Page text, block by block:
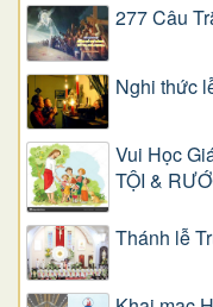
277 Câu
Nghi thức
Vui Học
TỘI &
Thánh lễ